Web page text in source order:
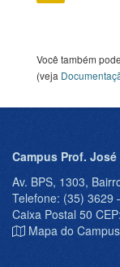
Você também
(veja
Campus Prof.
Av. BPS, 1303,
Telefone: (35) 3629
Caixa Postal 50
Mapa do Campus